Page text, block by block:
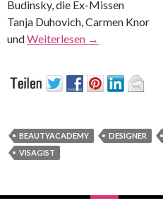
Budinsky, die Ex-Missen
Tanja Duhovich, Carmen Knor
undWeiterlesen →
BEAUTYACADEMY DESIGNER
VISAGIST